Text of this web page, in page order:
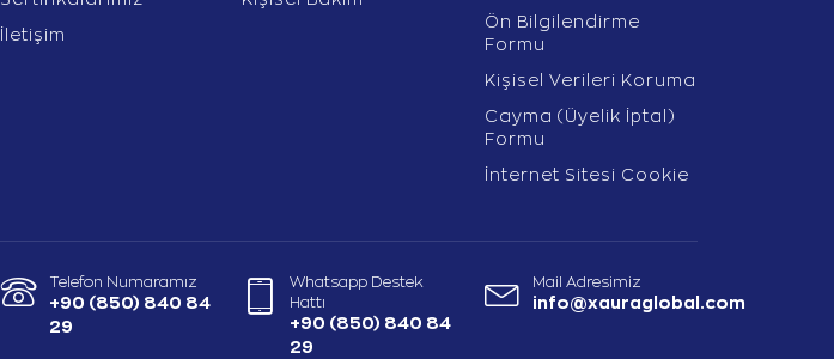
İletişim
Ön Bilgilendirme
Formu
Kişisel Verileri Koruma
Cayma (Üyelik İptal)
Formu
İnternet Sitesi Cookie
Telefon Numaramız
+90 (850) 840 84
29
Whatsapp Destek
Hattı
+90 (850) 840 84
29
Mail Adresimiz
info@xauraglobal.com